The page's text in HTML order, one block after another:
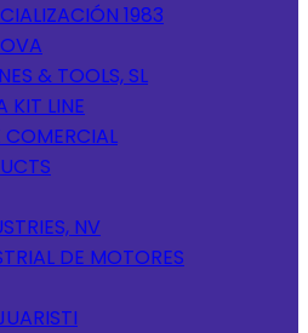
1983
& TOOLS, SL
KIT LINE
COMERCIAL
NV
DE MOTORES